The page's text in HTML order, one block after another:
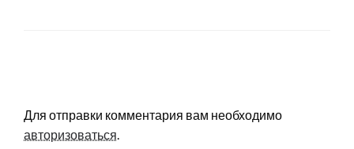
Для отправки комментария вам необходимо
авторизоваться.